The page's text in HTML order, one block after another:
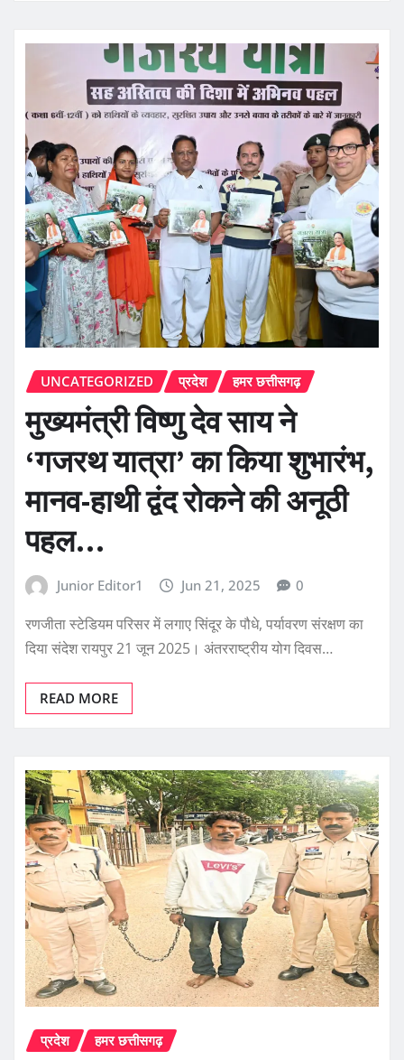
UNCATEGORIZED प्रदेश हमर छत्तीसगढ़
मुख्यमंत्री विष्णु देव साय ने
‘गजरथ यात्रा’ का किया शुभारंभ,
मानव-हाथी द्वंद रोकने की अनूठी
पहल…
Junior Editor1 Jun 21, 2025 0
रणजीता स्टेडियम परिसर में लगाए सिंदूर के पौधे, पर्यावरण संरक्षण का
दिया संदेश रायपुर 21 जून 2025। अंतरराष्ट्रीय योग दिवस…
READ MORE
प्रदेश हमर छत्तीसगढ़